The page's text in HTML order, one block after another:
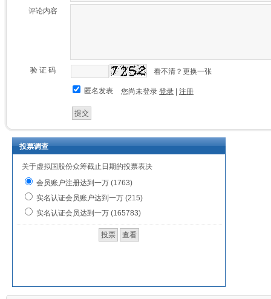
评论内容
验 证 码 看不清？更换一张
匿名发表 您尚未登录 登录 注册
投票调查
关于虚拟国股份众筹截止日期的投票表决
会员账户注册达到一万 (1763)
实名认证会员账户达到一万 (215)
实名认证会员达到一万 (165783)